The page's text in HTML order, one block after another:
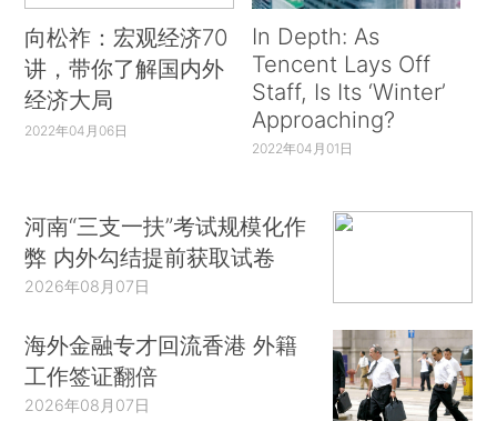
向松祚：宏观经济70
讲，带你了解国内外
经济大局
2022年04月06日
In Depth: As
Tencent Lays Off
Staff, Is Its ‘Winter’
Approaching?
2022年04月01日
河南“三支一扶”考试规模化作
弊 内外勾结提前获取试卷
2026年08月07日
海外金融专才回流香港 外籍
工作签证翻倍
2026年08月07日